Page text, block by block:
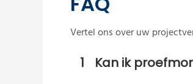
Vertel ons over uw
1 Kan ik